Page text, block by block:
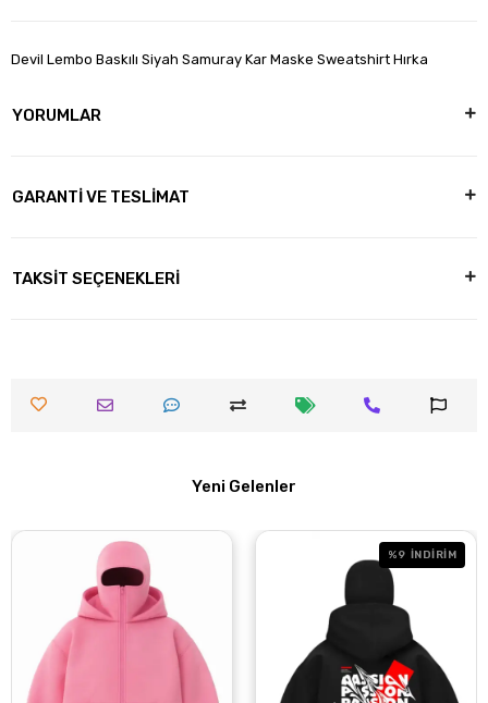
Devil Lembo Baskılı Siyah Samuray Kar Maske Sweatshirt Hırka
YORUMLAR
GARANTİ VE TESLİMAT
TAKSİT SEÇENEKLERİ
Yeni Gelenler
%9 İNDİRİM